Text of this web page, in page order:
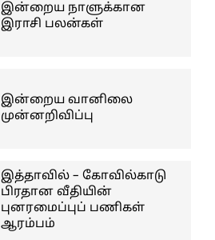
இன்றைய நாளுக்கான
இராசி பலன்கள்
இன்றைய வானிலை
முன்னறிவிப்பு
இத்தாவில் – கோவில்காடு
பிரதான வீதியின்
புனரமைப்புப் பணிகள்
ஆரம்பம்